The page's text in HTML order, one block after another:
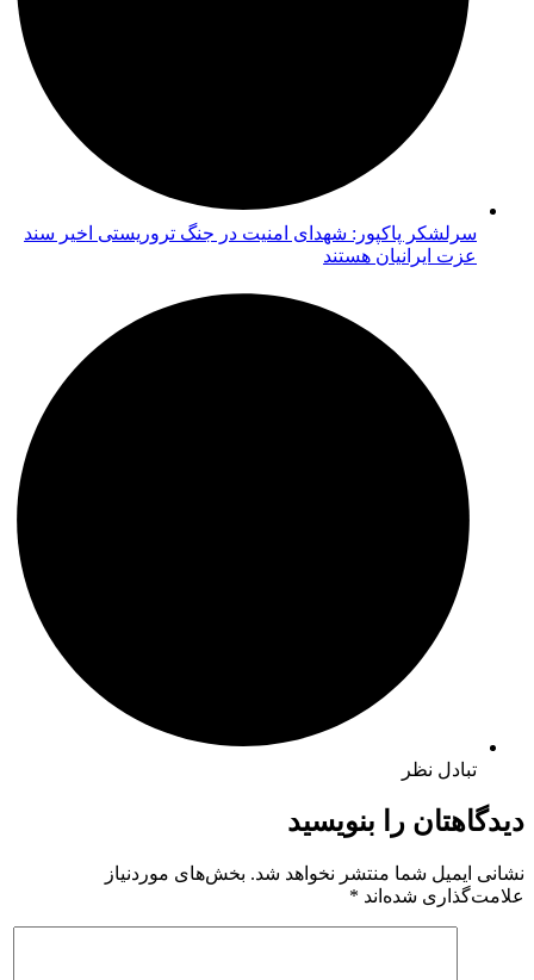
سرلشکر پاکپور: شهدای امنیت در جنگ تروریستی اخیر سند
عزت ایرانیان هستند
تبادل نظر
دیدگاهتان را بنویسید
نشانی ایمیل شما منتشر نخواهد شد. بخش‌های موردنیاز
علامت‌گذاری شده‌اند *